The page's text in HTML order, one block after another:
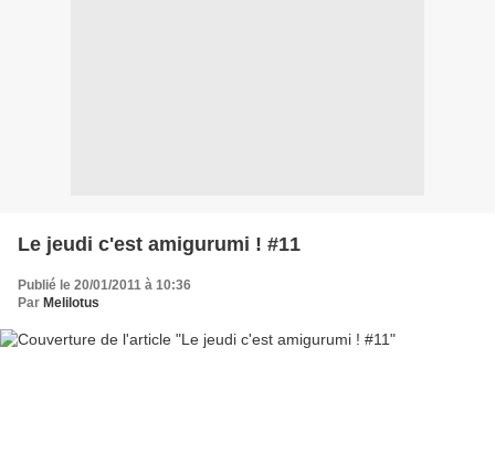
Le jeudi c'est amigurumi ! #11
Publié le 20/01/2011 à 10:36
Par Melilotus